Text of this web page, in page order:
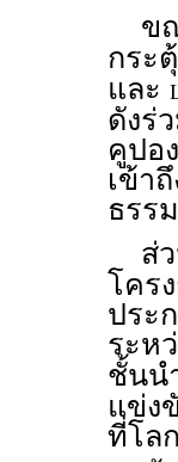
ขณ
กระ
และ
ดังร่
คูปอ
เข้า
ธรรม
ส่ว
โคร
ประ
ระห
ชั้นน
แข่ง
ที่โล